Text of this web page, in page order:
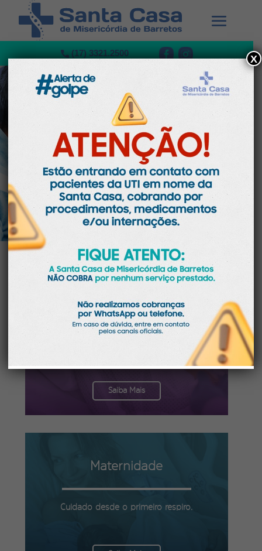
(17) 3321.2500
Guia Internação
Saiba Mais
Maternidade
Cuidado desde o primeiro respiro.
X